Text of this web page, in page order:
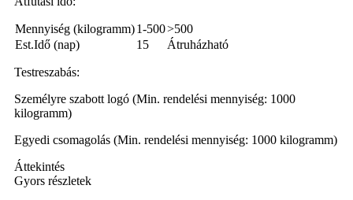
Mennyiség (kilogramm)1-500>500
Est.Idő (nap)
15 Átruházható
Testreszabás:
Személyre szabott logó (Min. rendelési mennyiség: 1000
kilogramm)
Egyedi csomagolás (Min. rendelési mennyiség: 1000 kilogramm)
Áttekintés
Gyors részletek